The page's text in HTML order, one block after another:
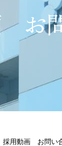
お
採用動画 お問い